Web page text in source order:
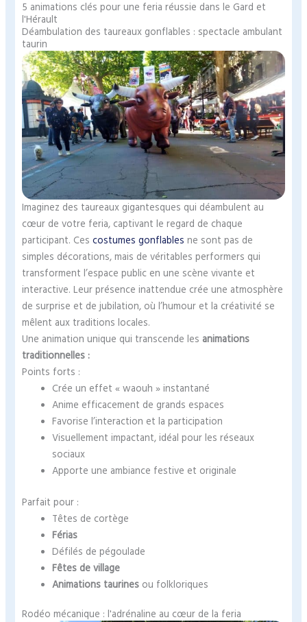
5 animations clés pour une feria réussie dans le Gard et
l'Hérault
Déambulation des taureaux gonflables : spectacle ambulant
taurin
Imaginez des taureaux gigantesques qui déambulent au
cœur de votre feria, captivant le regard de chaque
participant. Cescostumes gonflablesne sont pas de
simples décorations, mais de véritables performers qui
transforment l’espace public en une scène vivante et
interactive. Leur présence inattendue crée une atmosphère
de surprise et de jubilation, où l’humour et la créativité se
mêlent aux traditions locales.
Une animation unique qui transcende les animations
traditionnelles :
Points forts :
Crée un effet « waouh » instantané
Anime efficacement de grands espaces
Favorise l’interaction et la participation
Visuellement impactant, idéal pour les réseaux
sociaux
Apporte une ambiance festive et originale
Parfait pour :
Têtes de cortège
Férias
Défilés de pégoulade
Fêtes de village
Animations taurines ou folkloriques
Rodéo mécanique : l'adrénaline au cœur de la feria